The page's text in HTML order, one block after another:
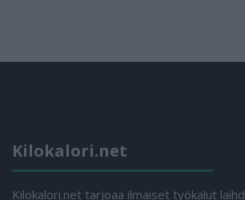
Kilokalori.net
Kilokalori.net tarjoaa ilmaiset työkalut